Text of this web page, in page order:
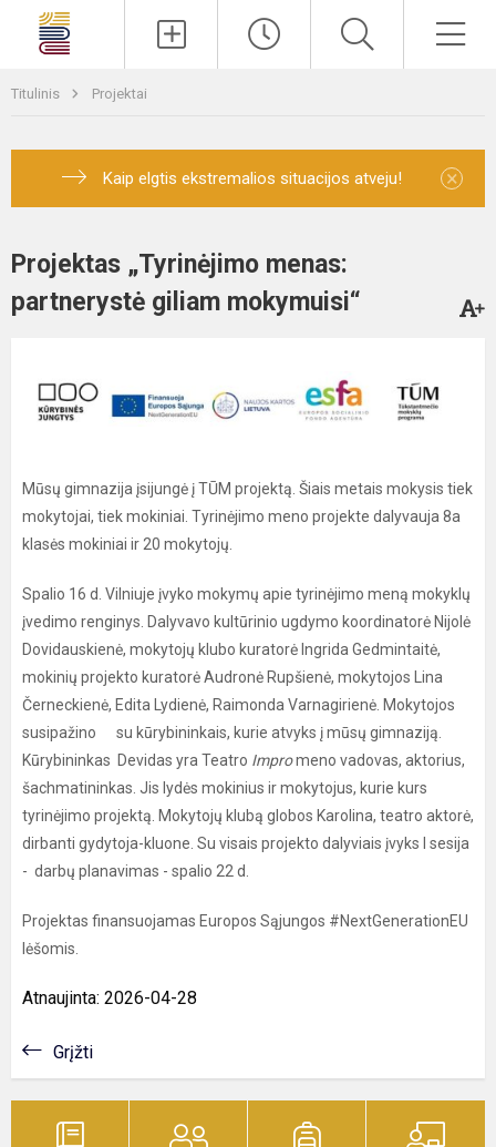
Titulinis Projektai
Kaip elgtis ekstremalios situacijos atveju! ×
Projektas „Tyrinėjimo menas:
partnerystė giliam mokymuisi“
Mūsų gimnazija įsijungė į TŪM projektą. Šiais metais mokysis tiek
mokytojai, tiek mokiniai. Tyrinėjimo meno projekte dalyvauja 8a
klasės mokiniai ir 20 mokytojų.
Spalio 16 d. Vilniuje įvyko mokymų apie tyrinėjimo meną mokyklų
įvedimo renginys. Dalyvavo kultūrinio ugdymo koordinatorė Nijolė
Dovidauskienė, mokytojų klubo kuratorė Ingrida Gedmintaitė,
mokinių projekto kuratorė Audronė Rupšienė, mokytojos Lina
Černeckienė, Edita Lydienė, Raimonda Varnagirienė. Mokytojos
susipažino su kūrybininkais, kurie atvyks į mūsų gimnaziją.
Kūrybininkas Devidas yra Teatro Impromeno vadovas, aktorius,
šachmatininkas. Jis lydės mokinius ir mokytojus, kurie kurs
tyrinėjimo projektą. Mokytojų klubą globos Karolina, teatro aktorė,
dirbanti gydytoja-kluone. Su visais projekto dalyviais įvyks I sesija
- darbų planavimas - spalio 22 d.
Projektas finansuojamas Europos Sąjungos #NextGenerationEU
lėšomis.
Atnaujinta: 2026-04-28
Grįžti